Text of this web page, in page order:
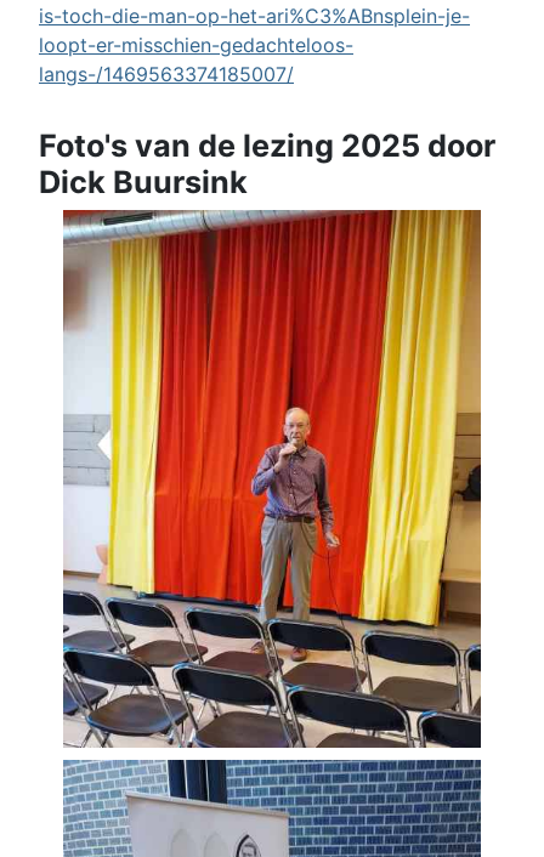
is-toch-die-man-op-het-ari%C3%ABnsplein-je-
loopt-er-misschien-gedachteloos-
langs-/1469563374185007/
Foto's van de lezing 2025 door
Dick Buursink